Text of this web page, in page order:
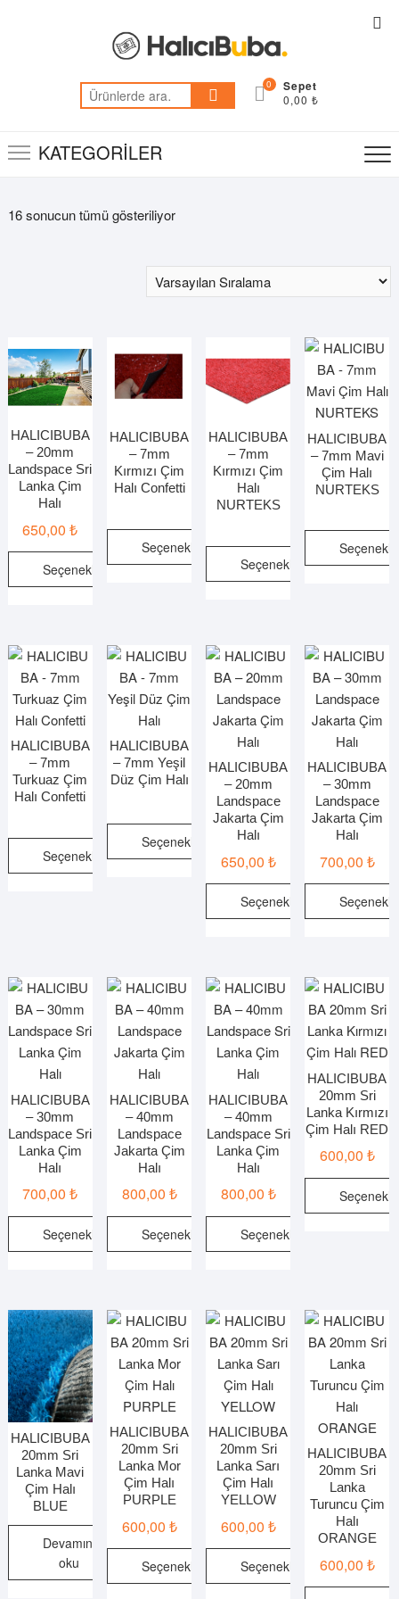
Ara: 0
0,00 ₺
KATEGORİLER
16 sonucun tümü gösteriliyor
HALICIBUBA
– 20mm
Landspace Sri
Lanka Çim
Halı
650,00₺
Seçenekler
fazla
varyasyonu
var.
Seçenekler
ürün
sayfasından
seçilebilir
HALICIBUBA
– 7mm
Kırmızı Çim
Halı Confetti
Seçenekler
varyasyonu
var.
Seçenekler
ürün
sayfasından
seçilebilir
HALICIBUBA
– 7mm
Kırmızı Çim
Halı
NURTEKS
Seçenekler
fazla
varyasyonu
var.
Seçenekler
ürün
sayfasından
seçilebilir
HALICIBUBA
– 7mm Mavi
Çim Halı
NURTEKS
var.
ürün
seçilebilir
HALICIBUBA
– 7mm
Turkuaz Çim
Halı Confetti
Seçenekler
var.
Seçenekler
ürün
sayfasından
seçilebilir
HALICIBUBA
– 7mm Yeşil
Düz Çim Halı
Seçenekler
Seçenekler
ürün
sayfasından
seçilebilir
HALICIBUBA
– 20mm
Landspace
Jakarta Çim
Halı
650,00 ₺
Seçenekler
fazla
varyasyonu
var.
Seçenekler
ürün
sayfasından
seçilebilir
HALICIBUBA
– 30mm
Landspace
Jakarta Çim
Halı
700,00 ₺
fazla
var.
ürün
seçilebilir
HALICIBUBA
– 30mm
Landspace Sri
Lanka Çim
Halı
700,00₺
Seçenekler
fazla
varyasyonu
var.
Seçenekler
ürün
sayfasından
seçilebilir
HALICIBUBA
– 40mm
Landspace
Jakarta Çim
Halı
800,00 ₺
Seçenekler
fazla
varyasyonu
var.
Seçenekler
ürün
sayfasından
seçilebilir
HALICIBUBA
– 40mm
Landspace Sri
Lanka Çim
Halı
800,00 ₺
Seçenekler
fazla
varyasyonu
var.
Seçenekler
ürün
sayfasından
seçilebilir
HALICIBUBA
20mm Sri
Lanka Kırmızı
Çim Halı RED
600,00 ₺
var.
ürün
seçilebilir
HALICIBUBA
20mm Sri
Lanka Mavi
Çim Halı
BLUE
Devamını
oku
HALICIBUBA
20mm Sri
Lanka Mor
Çim Halı
PURPLE
600,00 ₺
Seçenekler
HALICIBUBA
20mm Sri
Lanka Sarı
Çim Halı
YELLOW
600,00 ₺
Seçenekler
HALICIBUBA
20mm Sri
Lanka
Turuncu Çim
Halı
ORANGE
600,00 ₺